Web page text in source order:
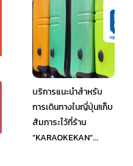
บริการแนะนำสำหรับ
การเดินทางในญี่ปุ่น!เก็บ
สัมภาระไว้ที่ร้าน
”KARAOKEKAN”...